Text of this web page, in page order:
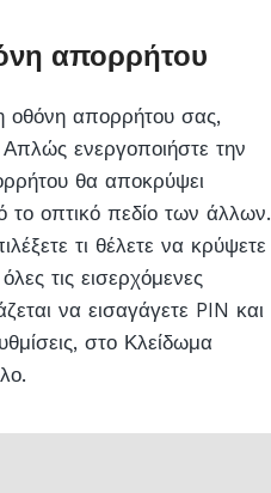
απορρήτου
οθόνη απορρήτου σας,
ενεργοποιήστε την
θα αποκρύψει
οπτικό πεδίο των άλλων.
τι θέλετε να κρύψετε
τις εισερχόμενες
να εισαγάγετε PIN και
στο Κλείδωμα